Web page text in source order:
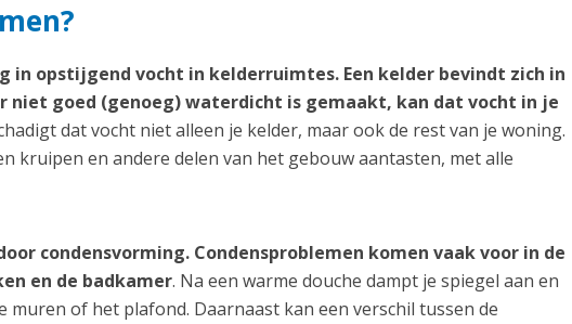
in opstijgend vocht in kelderruimtes. Een kelder bevindt zich in
niet goed (genoeg) waterdicht is gemaakt, kan dat vocht in je
dat vocht niet alleen je kelder, maar ook de rest van je woning.
kruipen en andere delen van het gebouw aantasten, met alle
condensvorming. Condensproblemen komen vaak voor in de
en de badkamer. Na een warme douche dampt je spiegel aan en
muren of het plafond. Daarnaast kan een verschil tussen de